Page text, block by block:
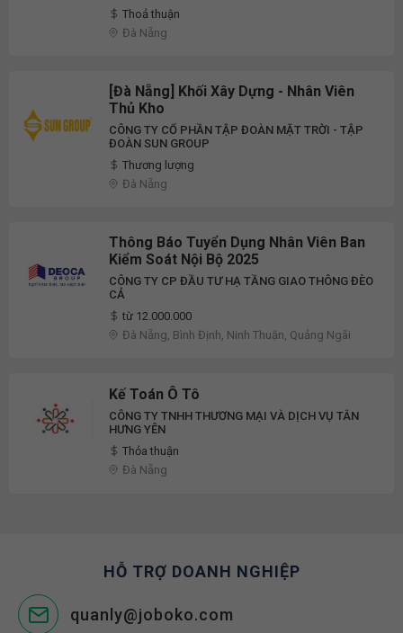
Thoả thuận
Đà Nẵng
[Đà Nẵng] Khối Xây Dựng - Nhân Viên
Thủ Kho
CÔNG TY CỔ PHẦN TẬP ĐOÀN MẶT TRỜI - TẬP
ĐOÀN SUN GROUP
Thương lượng
Đà Nẵng
Thông Báo Tuyển Dụng Nhân Viên Ban
Kiểm Soát Nội Bộ 2025
CÔNG TY CP ĐẦU TƯ HẠ TẦNG GIAO THÔNG ĐÈO
CẢ
từ 12.000.000
Đà Nẵng, Bình Định, Ninh Thuận, Quảng Ngãi
Kế Toán Ô Tô
CÔNG TY TNHH THƯƠNG MẠI VÀ DỊCH VỤ TÂN
HƯNG YÊN
Thỏa thuận
Đà Nẵng
HỖ TRỢ DOANH NGHIỆP
quanly@joboko.com